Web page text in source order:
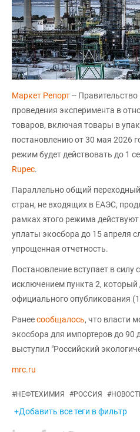
Маркет Репорт--
проведения эксперимента в
товаров, включая товары в
постановлению от 30 мая 2026
режим будет действовать до 1
Rupec.
Параллельно общий
стран, не входящих в ЕАЭС,
рамках этого режима
уплаты экосбора до 15 апреля
упрощенная отчетность.
Постановление вступает в силу
исключением пункта 2, который
официального опубликования
Ранеесообщалось, что власти
экосбора для импортеров до 90
выступил "Российский
mrc.ru
#НЕФТЕХИМИЯ #РОССИЯ #
+Добавить все теги в фильтр